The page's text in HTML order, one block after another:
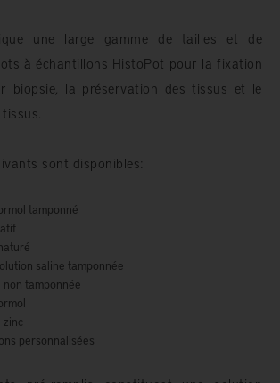
une large gamme de tailles et de
à échantillons HistoPot pour la fixation
biopsie, la préservation des tissus et le
sont disponibles:
tamponné
saline tamponnée
non tamponnée
zinc
personnalisées